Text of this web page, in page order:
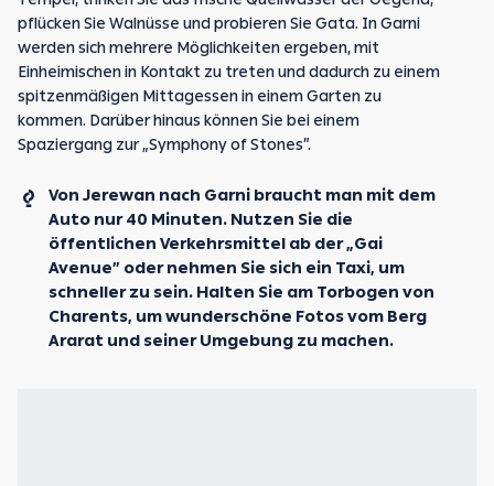
pflücken Sie Walnüsse und probieren Sie Gata. In Garni
werden sich mehrere Möglichkeiten ergeben, mit
Einheimischen in Kontakt zu treten und dadurch zu einem
spitzenmäßigen Mittagessen in einem Garten zu
kommen. Darüber hinaus können Sie bei einem
Spaziergang zur „Symphony of Stones”.
Von Jerewan nach Garni braucht man mit dem
Auto nur 40 Minuten. Nutzen Sie die
öffentlichen Verkehrsmittel ab der „Gai
Avenue” oder nehmen Sie sich ein Taxi, um
schneller zu sein. Halten Sie am Torbogen von
Charents, um wunderschöne Fotos vom Berg
Ararat und seiner Umgebung zu machen.